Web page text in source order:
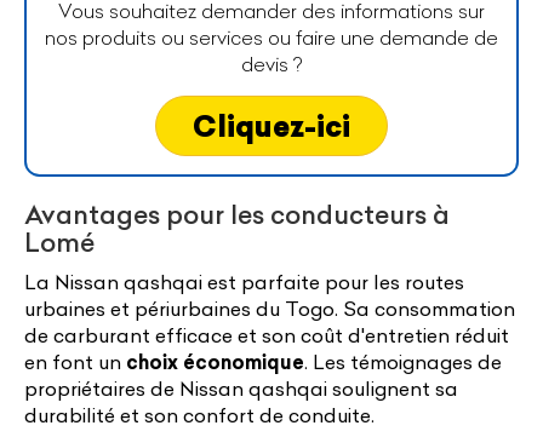
Vous souhaitez demander des informations sur
nos produits ou services ou faire une demande de
devis ?
Cliquez-ici
Avantages pour les conducteurs à
Lomé
La Nissan qashqai est parfaite pour les routes
urbaines et périurbaines du Togo. Sa consommation
de carburant efficace et son coût d'entretien réduit
en font un choix économique. Les témoignages de
propriétaires de Nissan qashqai soulignent sa
durabilité et son confort de conduite.